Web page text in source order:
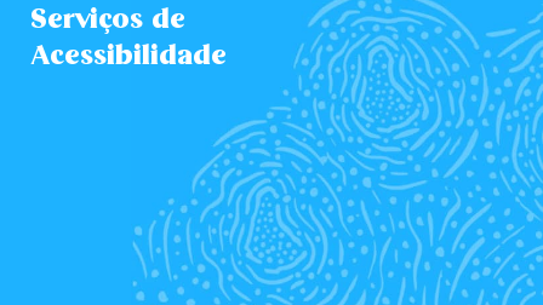
Serviços de
Acessibilidade